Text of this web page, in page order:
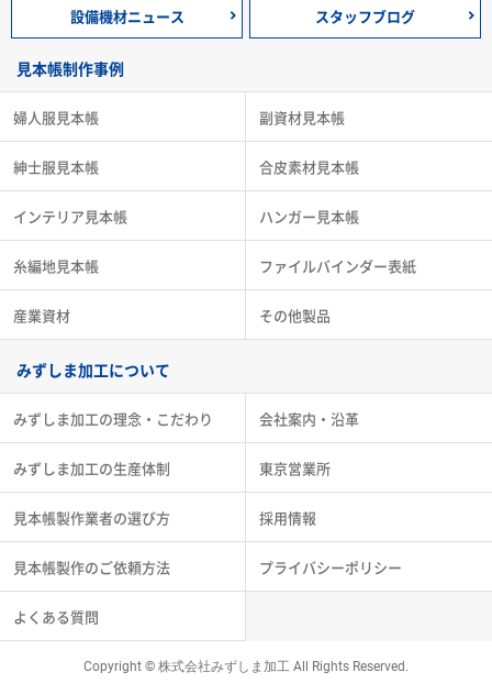
設備機材ニュース スタッフブログ
見本帳制作事例
婦人服見本帳
紳士服見本帳
インテリア見本帳
糸編地見本帳
産業資材
副資材見本帳
合皮素材見本帳
ハンガー見本帳
ファイルバインダー表紙
その他製品
みずしま加工について
みずしま加工の理念・こだわり
みずしま加工の生産体制
見本帳製作業者の選び方
見本帳製作のご依頼方法
よくある質問
会社案内・沿革
東京営業所
採用情報
プライバシーポリシー
Copyright © 株式会社みずしま加工 All Rights Reserved.